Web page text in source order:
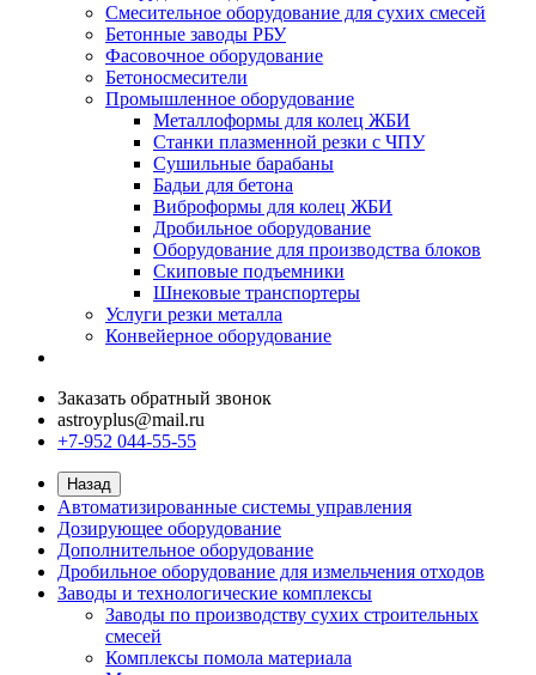
Смесительное оборудование для сухих смесей
Бетонные заводы РБУ
Фасовочное оборудование
Бетоносмесители
Промышленное оборудование
Металлоформы для колец ЖБИ
Станки плазменной резки с ЧПУ
Сушильные барабаны
Бадьи для бетона
Виброформы для колец ЖБИ
Дробильное оборудование
Оборудование для производства блоков
Скиповые подъемники
Шнековые транспортеры
Услуги резки металла
Конвейерное оборудование
Заказать обратный звонок
astroyplus@mail.ru
+7-952 044-55-55
Назад
Автоматизированные системы управления
Дозирующее оборудование
Дополнительное оборудование
Дробильное оборудование для измельчения отходов
Заводы и технологические комплексы
Заводы по производству сухих строительных
смесей
Комплексы помола материала